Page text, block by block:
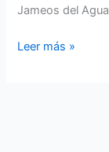
Jameos del
Lanzarote,
Leer más »